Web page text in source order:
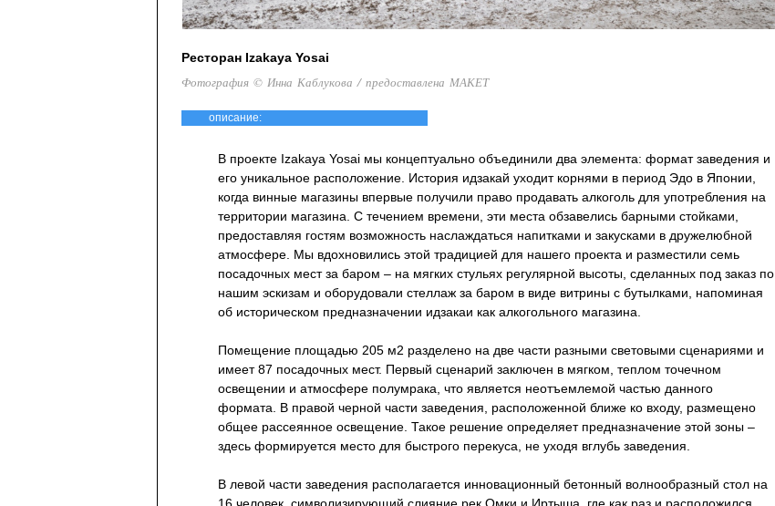
Ресторан Izakaya Yosai
Фотография © Инна Каблукова / предоставлена МАКЕТ
описание:
В проекте Izakaya Yosai мы концептуально объединили два элемента: формат заведения и
его уникальное расположение. История идзакай уходит корнями в период Эдо в Японии,
когда винные магазины впервые получили право продавать алкоголь для употребления на
территории магазина. С течением времени, эти места обзавелись барными стойками,
предоставляя гостям возможность наслаждаться напитками и закусками в дружелюбной
атмосфере. Мы вдохновились этой традицией для нашего проекта и разместили семь
посадочных мест за баром – на мягких стульях регулярной высоты, сделанных под заказ по
нашим эскизам и оборудовали стеллаж за баром в виде витрины с бутылками, напоминая
об историческом предназначении идзакаи как алкогольного магазина.
Помещение площадью 205 м2 разделено на две части разными световыми сценариями и
имеет 87 посадочных мест. Первый сценарий заключен в мягком, теплом точечном
освещении и атмосфере полумрака, что является неотъемлемой частью данного
формата. В правой черной части заведения, расположенной ближе ко входу, размещено
общее рассеянное освещение. Такое решение определяет предназначение этой зоны –
здесь формируется место для быстрого перекуса, не уходя вглубь заведения.
В левой части заведения располагается инновационный бетонный волнообразный стол на